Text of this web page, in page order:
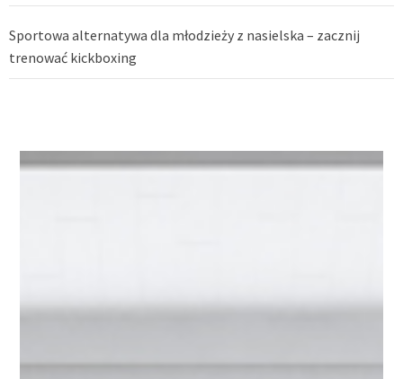
Sportowa alternatywa dla młodzieży z nasielska – zacznij
trenować kickboxing